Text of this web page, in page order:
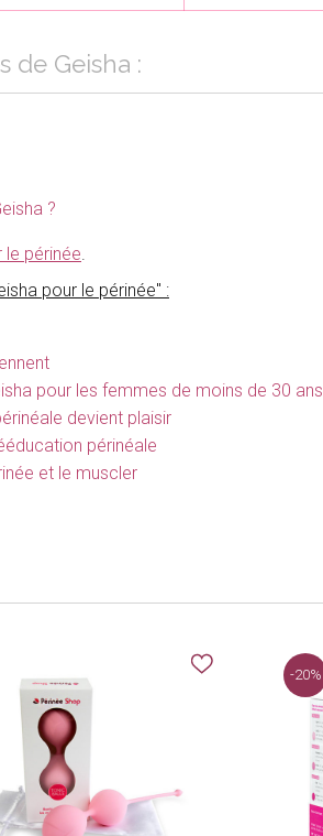
de Geisha :
?
le périnée
pour le périnée" :
pour les femmes de moins de 30 ans
devient plaisir
périnéale
et le muscler
-20%